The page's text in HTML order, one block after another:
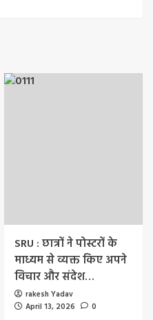
SRU : छात्रों ने पोस्टरों के
माध्यम से व्यक्त किए अपने
विचार और संदेश…
rakesh Yadav
April 13, 2026
0